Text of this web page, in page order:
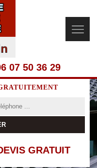
07 50 36 29
GRATUIT